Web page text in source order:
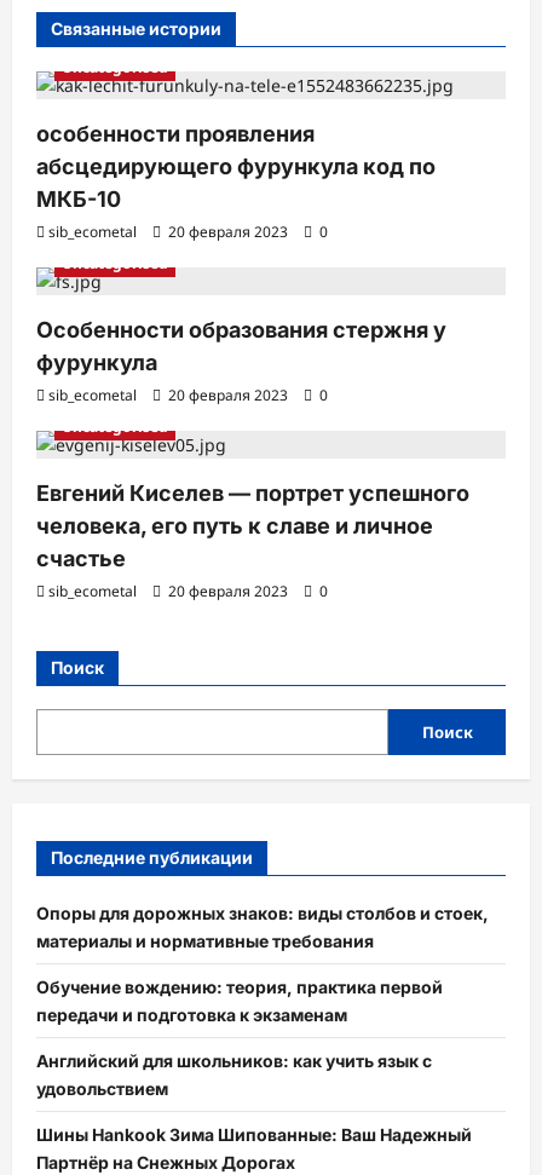
и
с
и
Связанные истории
Uncategorised
особенности проявления
абсцедирующего фурункула код по
МКБ-10
sib_ecometal 20 февраля 2023
0
Uncategorised
Особенности образования стержня у
фурункула
sib_ecometal 20 февраля 2023
0
Uncategorised
Евгений Киселев — портрет успешного
человека, его путь к славе и личное
счастье
sib_ecometal 20 февраля 2023 0
Поиск
Поиск
Последние публикации
Опоры для дорожных знаков: виды столбов и стоек,
материалы и нормативные требования
Обучение вождению: теория, практика первой
передачи и подготовка к экзаменам
Английский для школьников: как учить язык с
удовольствием
Шины Hankook Зима Шипованные: Ваш Надежный
Партнёр на Снежных Дорогах